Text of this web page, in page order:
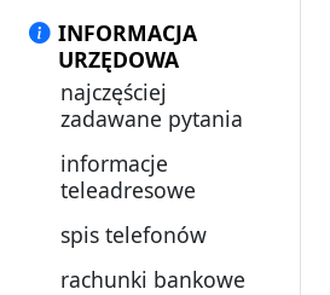
INFORMACJA
URZĘDOWA
najczęściej
zadawane pytania
informacje
teleadresowe
spis telefonów
rachunki bankowe